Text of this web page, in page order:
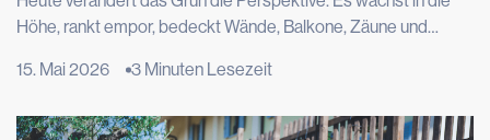
Höhe, rankt empor, bedeckt Wände, Balkone, Zäune und
auf neue Weise Einzug in die Städte und verwandelt Mauern,
zum vertikalen Grün, eine Entwicklung, die aus der Begegnung
15. Mai 2026 3 Minuten Lesezeit